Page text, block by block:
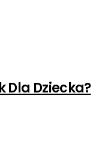
Dla Dziecka?